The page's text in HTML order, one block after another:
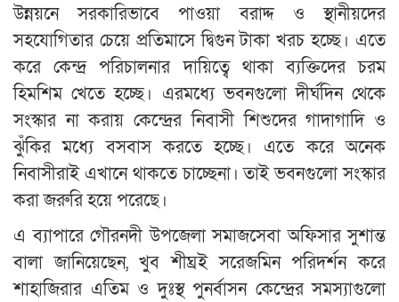
উন্নয়নে সরকারিভাবে পাওয়া বরাদ্দ ও স্থানীয়দের
সহযোগিতার চেয়ে প্রতিমাসে দ্বিগুন টাকা খরচ হচ্ছে। এতে
করে কেন্দ্র পরিচালনার দায়িত্বে থাকা ব্যক্তিদের চরম
হিমশিম খেতে হচ্ছে। এরমধ্যে ভবনগুলো দীর্ঘদিন থেকে
সংস্কার না করায় কেন্দ্রের নিবাসী শিশুদের গাদাগাদি ও
ঝুঁকির মধ্যে বসবাস করতে হচ্ছে। এতে করে অনেক
নিবাসীরাই এখানে থাকতে চাচ্ছেনা। তাই ভবনগুলো সংস্কার
করা জরুরি হয়ে পরেছে।
এ ব্যাপারে গৌরনদী উপজেলা সমাজসেবা অফিসার সুশান্ত
বালা জানিয়েছেন, খুব শীঘ্রই সরেজমিন পরিদর্শন করে
শাহাজিরার এতিম ও দুঃস্থ পুনর্বাসন কেন্দ্রের সমস্যাগুলো